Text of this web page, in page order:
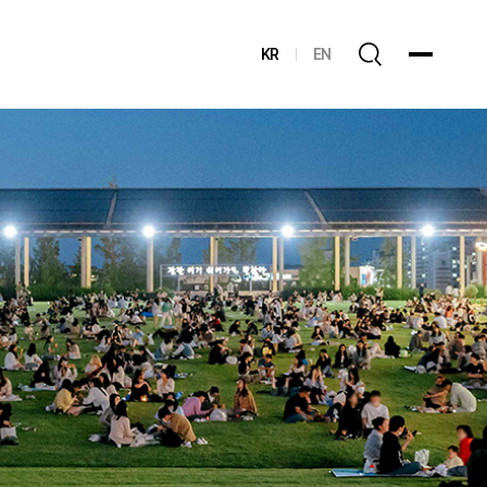
KR EN